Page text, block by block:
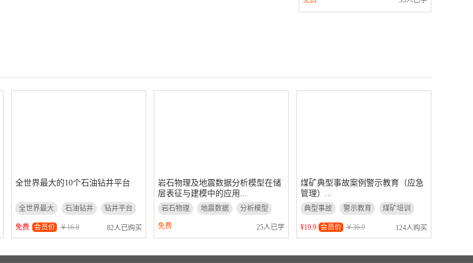
全世界最大的10个石油钻井平台
全世界最大 石油钻井 钻井平台
免费 会员价 ￥16.8 82人已购买
岩石物理及地震数据分析模型在储
层表征与建模中的应用...
岩石物理 地震数据 分析模型
免费 25人已学
煤矿典型事故案例警示教育（应急
管理）...
典型事故 警示教育 煤矿培训
¥19.9 会员价 ￥36.9 124人购买